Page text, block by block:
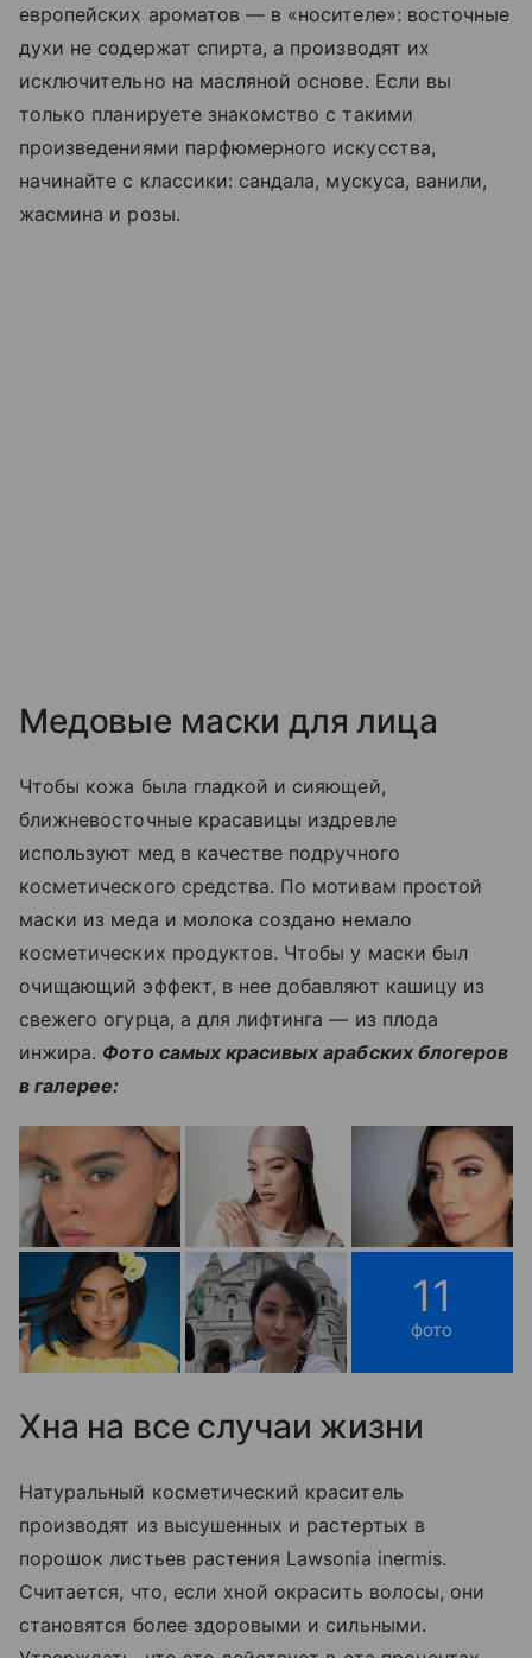
европейских ароматов — в «носителе»: восточные
духи не содержат спирта, а производят их
исключительно на масляной основе. Если вы
только планируете знакомство с такими
произведениями парфюмерного искусства,
начинайте с классики: сандала, мускуса, ванили,
жасмина и розы.
Медовые маски для лица
Чтобы кожа была гладкой и сияющей,
ближневосточные красавицы издревле
используют мед в качестве подручного
косметического средства. По мотивам простой
маски из меда и молока создано немало
косметических продуктов. Чтобы у маски был
очищающий эффект, в нее добавляют кашицу из
свежего огурца, а для лифтинга — из плода
инжира. Фото самых красивых арабских блогеров
в галерее:
11
фото
Хна на все случаи жизни
Натуральный косметический краситель
производят из высушенных и растертых в
порошок листьев растения Lawsonia inermis.
Считается, что, если хной окрасить волосы, они
становятся более здоровыми и сильными.